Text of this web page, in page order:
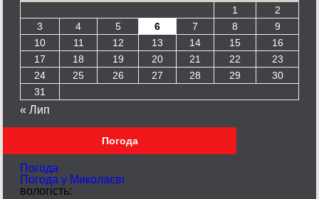
1
2
3
4 5 6 7 8
9
10
11 12 13 14 15
16
17
18 19 20 21 22
23
24
25 26 27 28 29
30
31
« Лип
Погода
Погода
Погода у Миколаєві
вологість: